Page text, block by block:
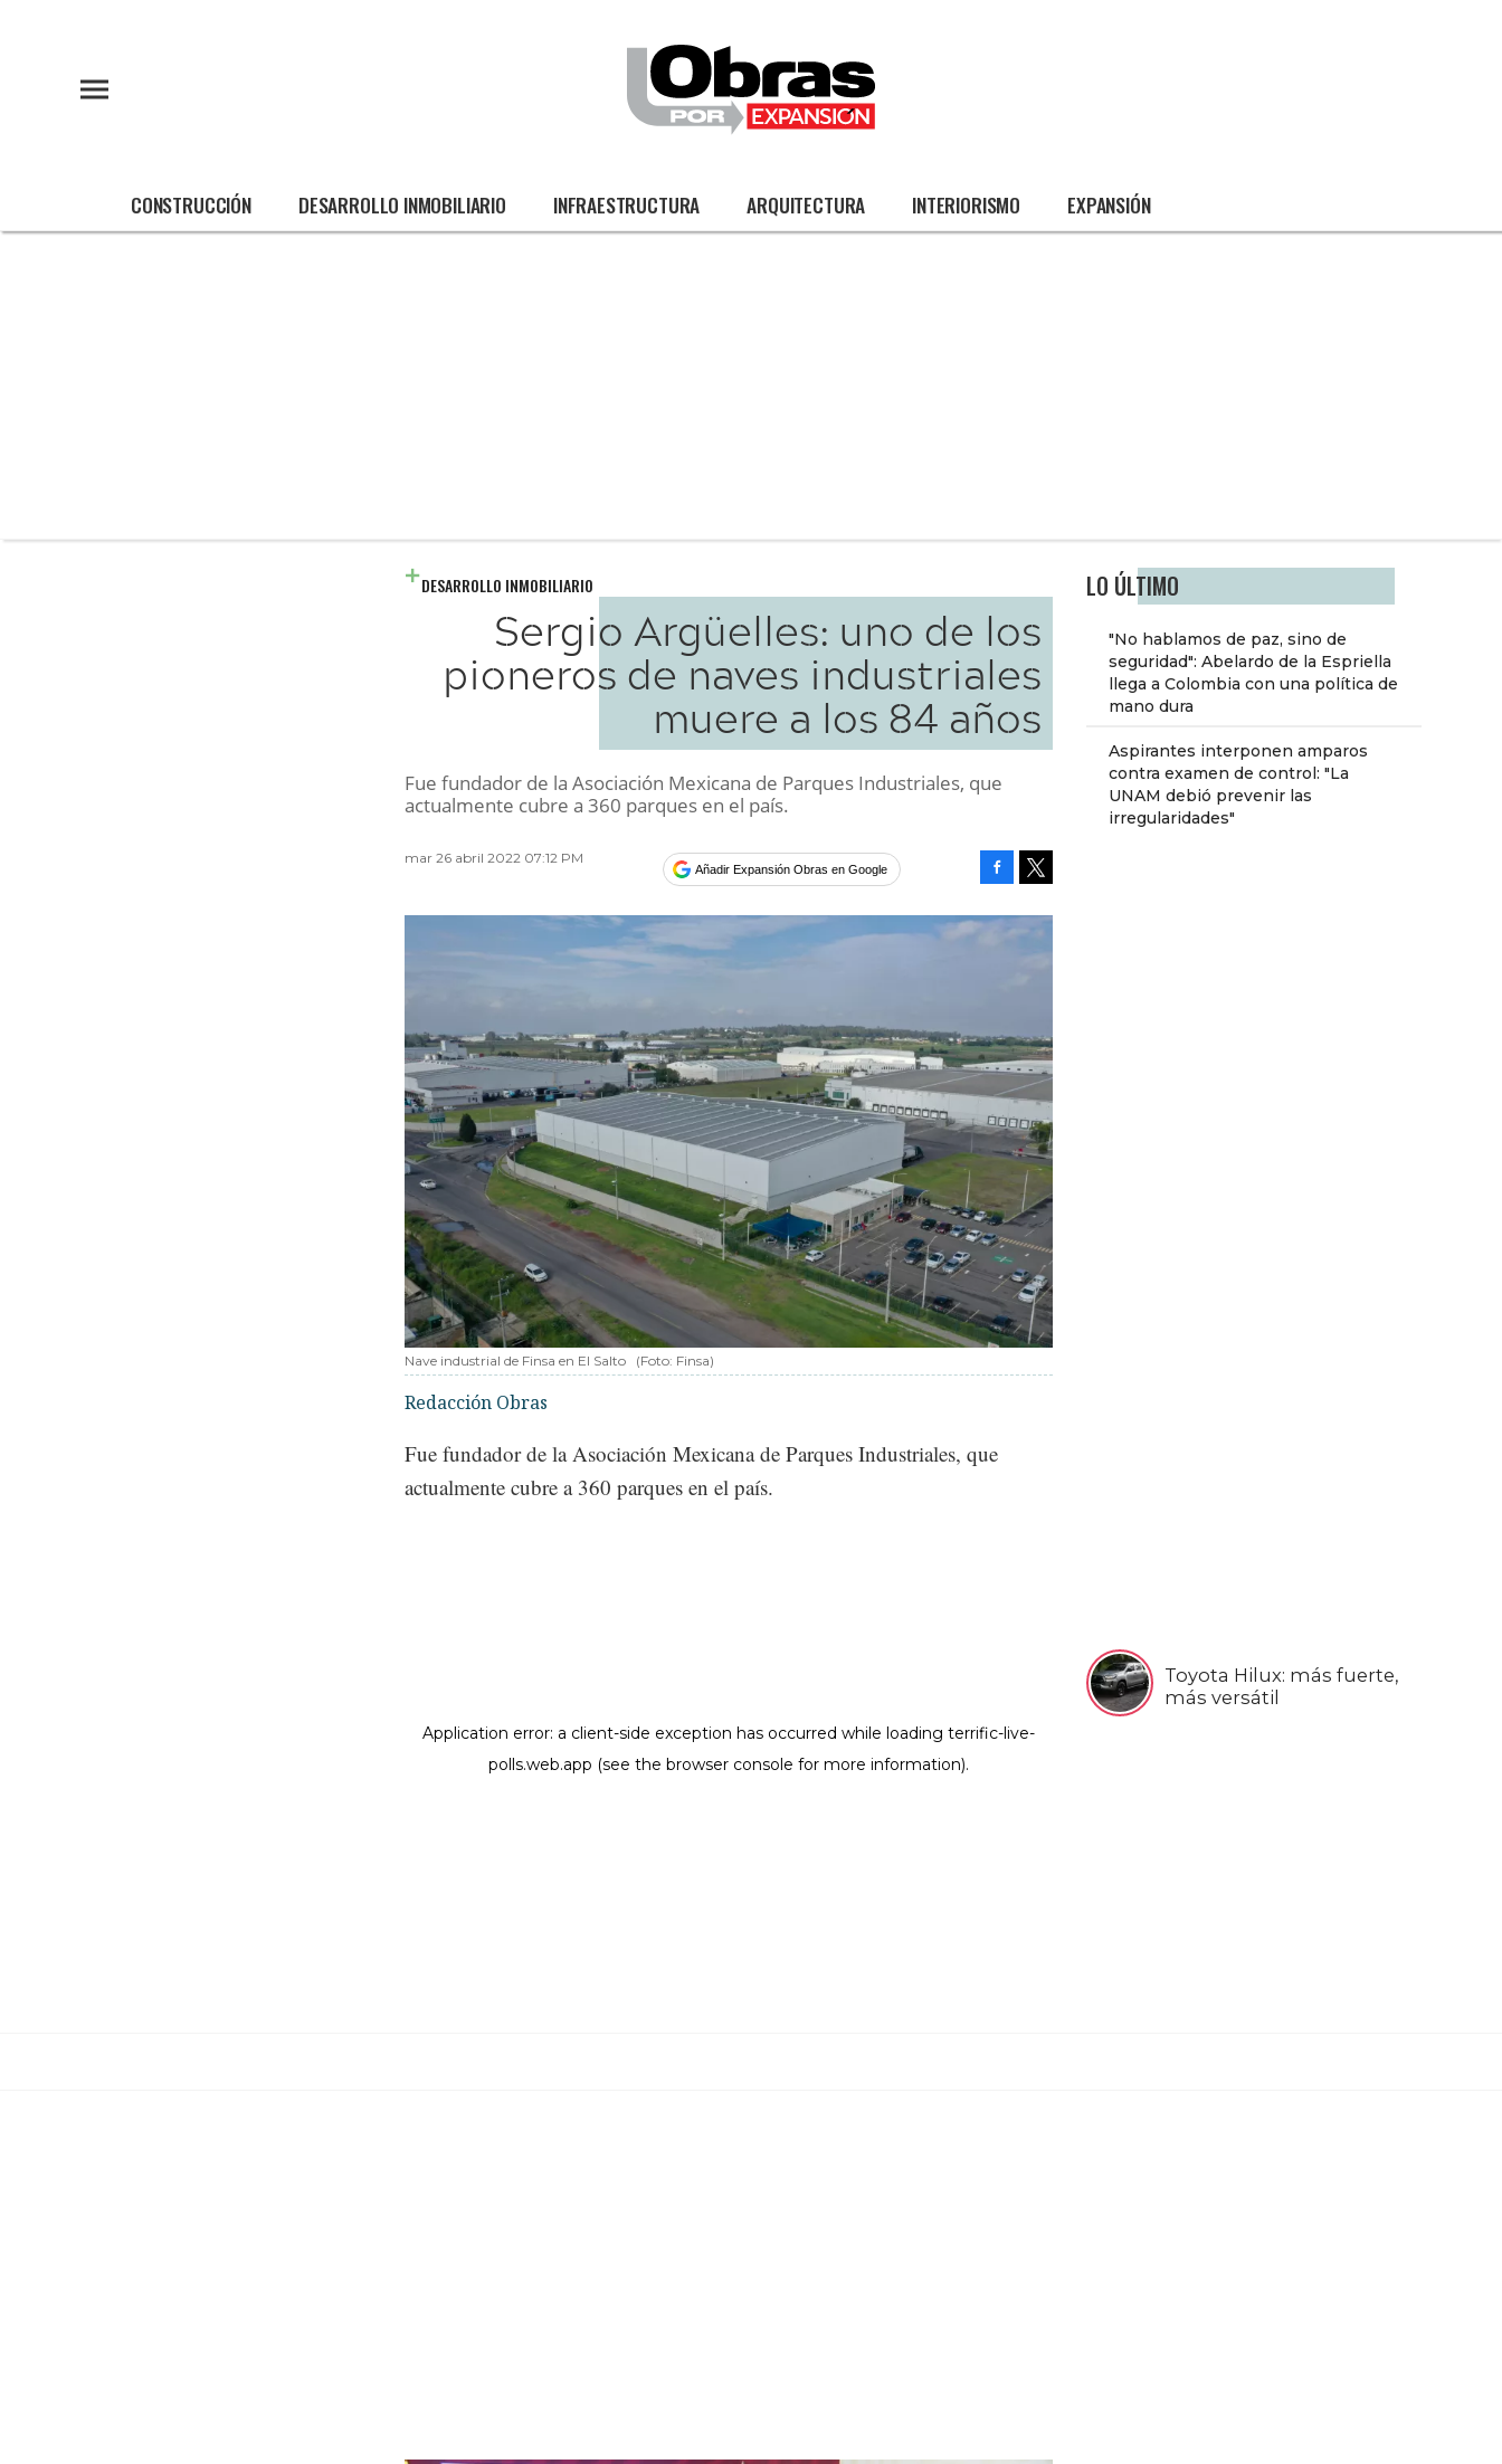
CONSTRUCCIÓN DESARROLLO INMOBILIARIO INFRAESTRUCTURA ARQUITECTURA INTERIORISMO EXPANSIÓN
LO ÚLTIMO
"No hablamos de paz, sino de
seguridad": Abelardo de la Espriella
llega a Colombia con una política de
mano dura
Aspirantes interponen amparos
contra examen de control: "La
UNAM debió prevenir las
irregularidades"
Toyota Hilux: más fuerte,
más versátil
DESARROLLO INMOBILIARIO
Sergio Argüelles: uno de los
pioneros de naves industriales
muere a los 84 años
Fue fundador de la Asociación Mexicana de Parques Industriales, que
actualmente cubre a 360 parques en el país.
mar 26 abril 2022 07:12 PM
Añadir Expansión Obras en Google
Nave industrial de Finsa en El Salto (Foto: Finsa)
Redacción Obras
Fue fundador de la Asociación Mexicana de Parques Industriales, que
actualmente cubre a 360 parques en el país.